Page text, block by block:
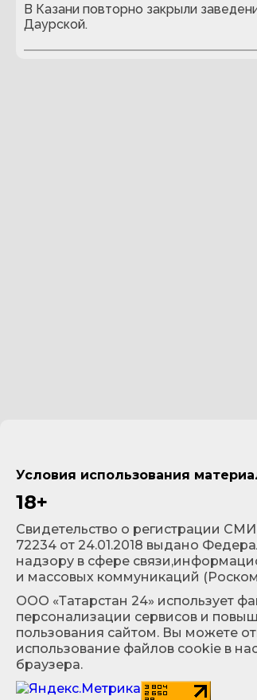
В Казани повторно закрыли
Даурской.
Условия использования
18+
Cвидетельство о регистрации
72234 от 24.01.2018 выдано
надзору в сфере
и массовых коммуникаций
ООО «Татарстан 24» использует
персонализации сервисов и
пользования сайтом. Вы можете
использование файлов cookie в
браузера.